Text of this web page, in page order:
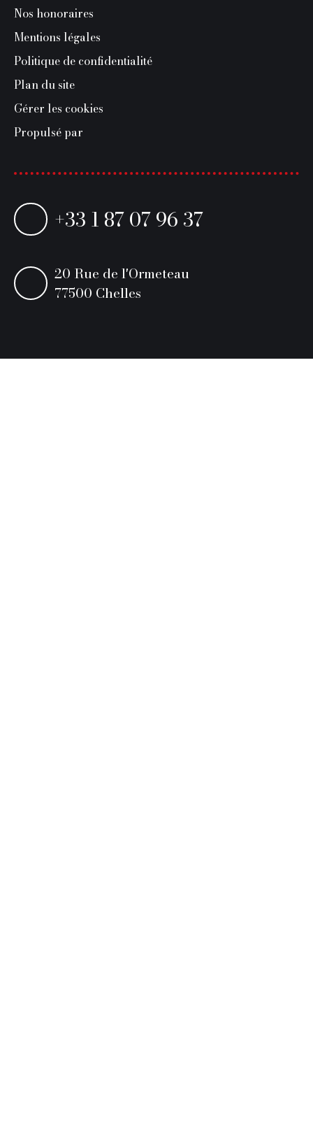
Nos honoraires
Mentions légales
Politique de confidentialité
Plan du site
Gérer les cookies
Propulsé par
+33 1 87 07 96 37
20 Rue de l'Ormeteau
77500 Chelles